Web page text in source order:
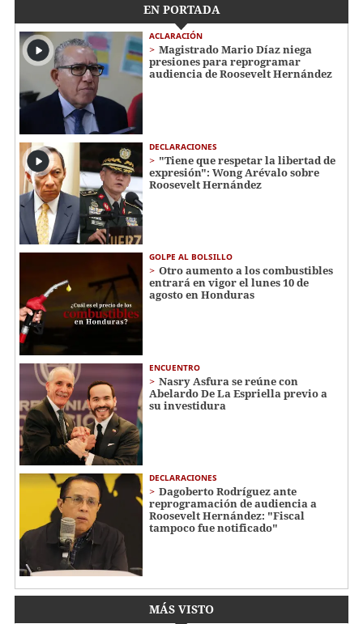
EN PORTADA
ACLARACIÓN
Magistrado Mario Díaz niega
presiones para reprogramar
audiencia de Roosevelt Hernández
DECLARACIONES
"Tiene que respetar la libertad de
expresión": Wong Arévalo sobre
Roosevelt Hernández
GOLPE AL BOLSILLO
Otro aumento a los combustibles
entrará en vigor el lunes 10 de
agosto en Honduras
ENCUENTRO
Nasry Asfura se reúne con
Abelardo De La Espriella previo a
su investidura
DECLARACIONES
Dagoberto Rodríguez ante
reprogramación de audiencia a
Roosevelt Hernández: "Fiscal
tampoco fue notificado"
MÁS VISTO